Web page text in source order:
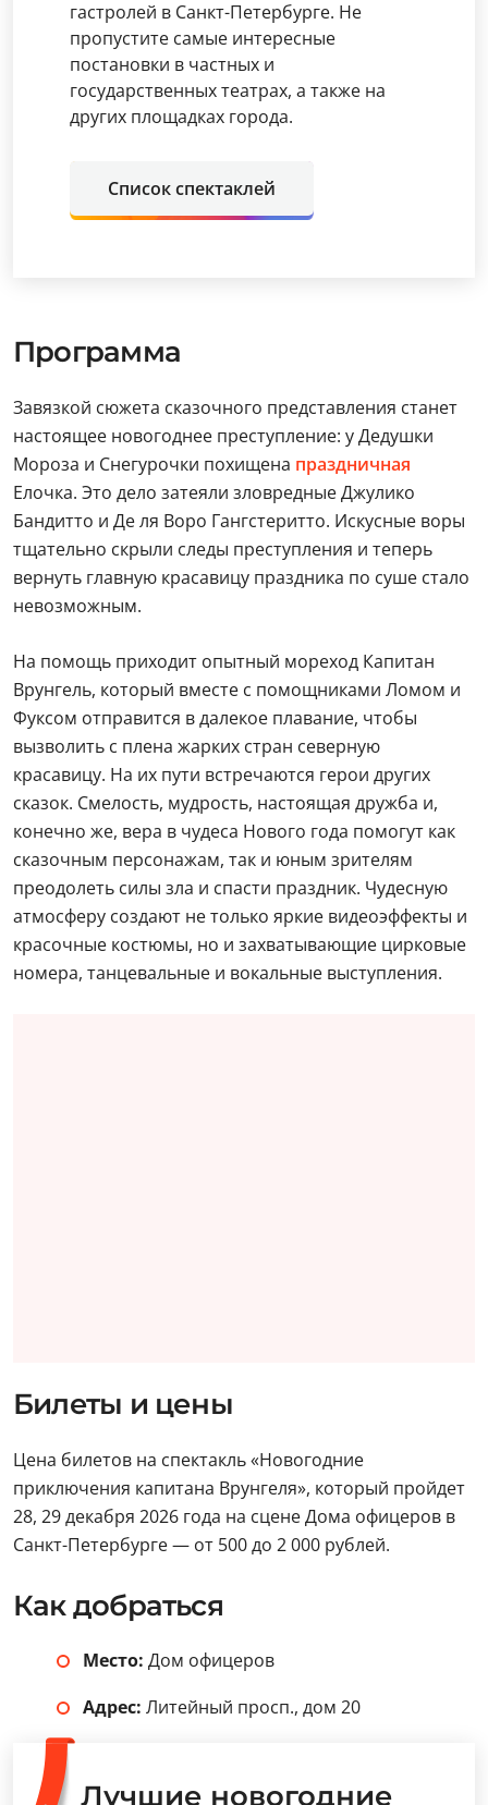
гастролей в Санкт-Петербурге. Не
пропустите самые интересные
постановки в частных и
государственных театрах, а также на
других площадках города.
Список спектаклей
Программа
Завязкой сюжета сказочного представления станет
настоящее новогоднее преступление: у Дедушки
Мороза и Снегурочки похищена праздничная
Елочка. Это дело затеяли зловредные Джулико
Бандитто и Де ля Воро Гангстеритто. Искусные воры
тщательно скрыли следы преступления и теперь
вернуть главную красавицу праздника по суше стало
невозможным.
На помощь приходит опытный мореход Капитан
Врунгель, который вместе с помощниками Ломом и
Фуксом отправится в далекое плавание, чтобы
вызволить с плена жарких стран северную
красавицу. На их пути встречаются герои других
сказок. Смелость, мудрость, настоящая дружба и,
конечно же, вера в чудеса Нового года помогут как
сказочным персонажам, так и юным зрителям
преодолеть силы зла и спасти праздник. Чудесную
атмосферу создают не только яркие видеоэффекты и
красочные костюмы, но и захватывающие цирковые
номера, танцевальные и вокальные выступления.
Билеты и цены
Цена билетов на спектакль «Новогодние
приключения капитана Врунгеля», который пройдет
28, 29 декабря 2026 года на сцене Дома офицеров в
Санкт-Петербурге — от 500 до 2 000 рублей.
Как добраться
Место: Дом офицеров
Адрес: Литейный просп., дом 20
Лучшие новогодние